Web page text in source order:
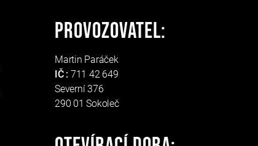
Provozovatel:
Martin Paráček
IČ : 711 42 649
Severní 376
290 01 Sokoleč